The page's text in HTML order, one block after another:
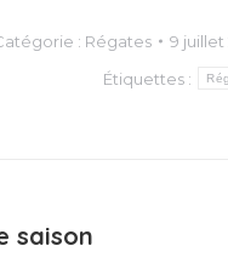
: Régates 9 juillet
Étiquettes :
saison